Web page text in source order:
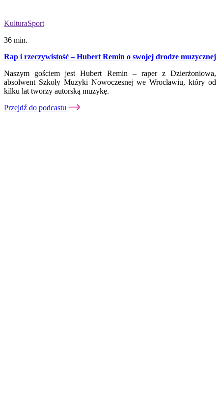
KulturaSport
36 min.
Rap i rzeczywistość – Hubert Remin o swojej drodze muzycznej
Naszym gościem jest Hubert Remin – raper z Dzierżoniowa,
absolwent Szkoły Muzyki Nowoczesnej we Wrocławiu, który od
kilku lat tworzy autorską muzykę.
Przejdź do podcastu